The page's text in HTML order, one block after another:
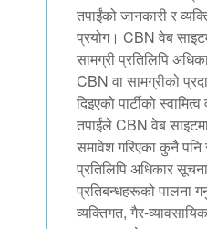
तपाईंको जानकारी र
प्रयोग। CBN वेब
सामग्री प्रतिलिपि
CBN वा सामग्रीको
दिइएको पार्टीको
तपाईंले CBN वेब
समावेश गरिएका कुनै पनि
प्रतिलिपि अधिकार
प्रतिबन्धहरूको पालना
व्यक्तिगत, गैर-